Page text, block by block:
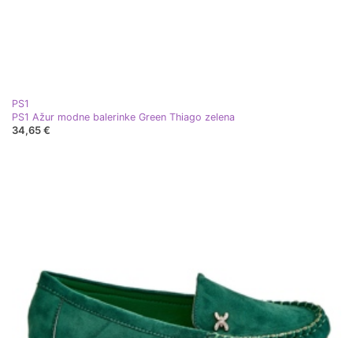
PS1
PS1 Ažur modne balerinke Green Thiago zelena
34,65 €